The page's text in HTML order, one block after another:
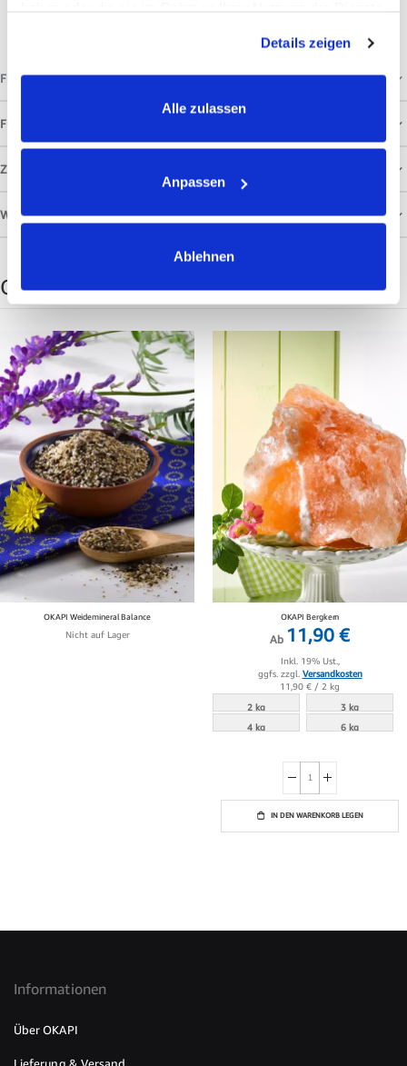
Details zeigen
Alle zulassen
Anpassen
Ablehnen
FRAGEN & ANTWORTEN
FÜTTERUNGSEMPFEHLUNG
ZUSAMMENSETZUNG
WEITERE INFORMATIONEN
Oft gemeinsam gekauft
OKAPI Weidemineral Balance
Nicht auf Lager
OKAPI Bergkern
Ab 11,90 €
Inkl. 19% Ust.,
ggfs. zzgl. Versandkosten
11,90 € / 2 kg
2 kg
3 kg
4 kg
6 kg
IN DEN WARENKORB LEGEN
Informationen
Über OKAPI